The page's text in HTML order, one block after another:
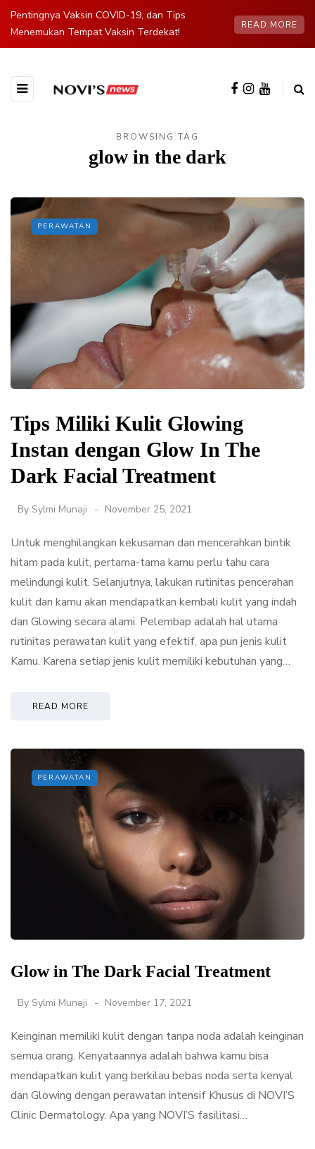
Pentingnya Vaksin COVID-19, dan Tips
Menemukan Tempat Vaksin Terdekat!
READ MORE
BROWSING TAG
glow in the dark
PERAWATAN
Tips Miliki Kulit Glowing
Instan dengan Glow In The
Dark Facial Treatment
By Sylmi Munaji November 25, 2021
Untuk menghilangkan kekusaman dan mencerahkan bintik
hitam pada kulit, pertama-tama kamu perlu tahu cara
melindungi kulit. Selanjutnya, lakukan rutinitas pencerahan
kulit dan kamu akan mendapatkan kembali kulit yang indah
dan Glowing secara alami. Pelembap adalah hal utama
rutinitas perawatan kulit yang efektif, apa pun jenis kulit
Kamu. Karena setiap jenis kulit memiliki kebutuhan yang…
READ MORE
PERAWATAN
Glow in The Dark Facial Treatment
By Sylmi Munaji November 17, 2021
Keinginan memiliki kulit dengan tanpa noda adalah keinginan
semua orang. Kenyataannya adalah bahwa kamu bisa
mendapatkan kulit yang berkilau bebas noda serta kenyal
dan Glowing dengan perawatan intensif Khusus di NOVI’S
Clinic Dermatology. Apa yang NOVI’S fasilitasi…